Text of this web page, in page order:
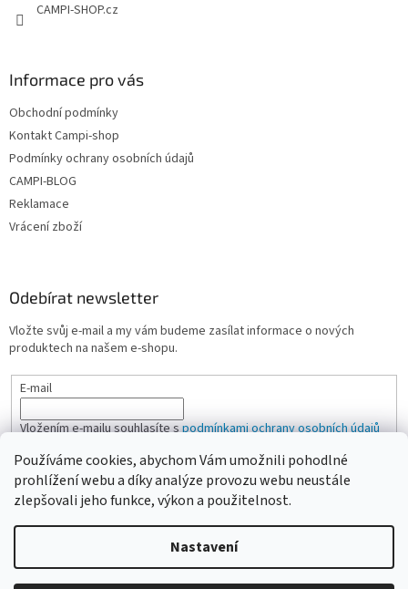
Používáme cookies, abychom Vám umožnili pohodlné
prohlížení webu a díky analýze provozu webu neustále
zlepšovali jeho funkce, výkon a použitelnost.
Nastavení
CAMPI-SHOP.cz
Informace pro vás
Obchodní podmínky
Kontakt Campi-shop
Podmínky ochrany osobních údajů
CAMPI-BLOG
Reklamace
Vrácení zboží
Odebírat newsletter
Vložte svůj e-mail a my vám budeme zasílat informace o nových
produktech na našem e-shopu.
E-mail
Vložením e-mailu souhlasíte spodmínkami ochrany osobních údajů
PŘIHLÁSIT SE
Vytvořil Shoptet